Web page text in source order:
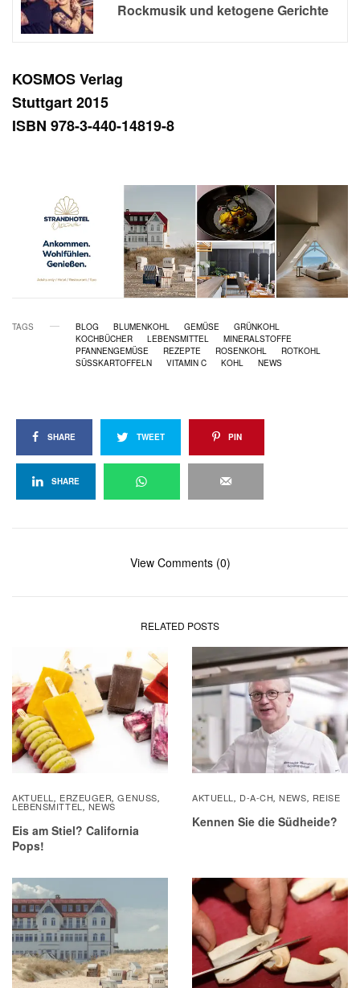
Rockmusik und ketogene Gerichte
KOSMOS Verlag
Stuttgart 2015
ISBN 978-3-440-14819-8
TAGS BLOG BLUMENKOHL GEMÜSE
GRÜNKOHL
KOCHBÜCHER
LEBENSMITTEL
MINERALSTOFFE
PFANNENGEMÜSE
REZEPTE ROSENKOHL
ROTKOHL
SÜSSKARTOFFELN
VITAMIN C KOHL NEWS
SHARE TWEET PIN
SHARE
View Comments (0)
RELATED POSTS
AKTUELL , ERZEUGER,GENUSS,
LEBENSMITTEL , NEWS
Eis am Stiel? California
Pops!
AKTUELL , D-A-CH,NEWS, REISE
Kennen Sie die Südheide?